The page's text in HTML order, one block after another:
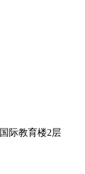
际教育楼2层